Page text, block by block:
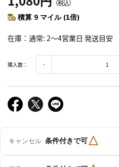
（税込）
積算 9 マイル (1倍)
在庫 通常: 2～4営業日 発送目安
購入数：
キャンセル 条件付きで可△